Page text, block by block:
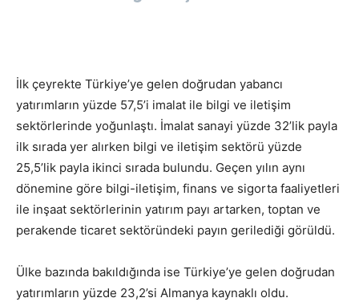
İlk çeyrekte Türkiye’ye gelen doğrudan yabancı
yatırımların yüzde 57,5’i imalat ile bilgi ve iletişim
sektörlerinde yoğunlaştı. İmalat sanayi yüzde 32’lik payla
ilk sırada yer alırken bilgi ve iletişim sektörü yüzde
25,5’lik payla ikinci sırada bulundu. Geçen yılın aynı
dönemine göre bilgi-iletişim, finans ve sigorta faaliyetleri
ile inşaat sektörlerinin yatırım payı artarken, toptan ve
perakende ticaret sektöründeki payın gerilediği görüldü.
Ülke bazında bakıldığında ise Türkiye’ye gelen doğrudan
yatırımların yüzde 23,2’si Almanya kaynaklı oldu.